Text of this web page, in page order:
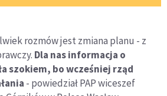
rozmów jest zmiana planu - z
Dla nas informacja o
szokiem, bo wcześniej rząd
- powiedział PAP wiceszef